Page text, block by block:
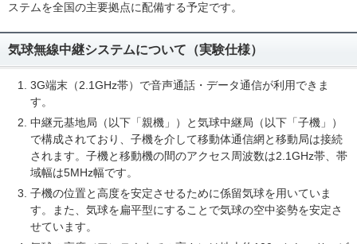
ステムを全国の主要拠点に配備する予定です。
気球無線中継システムについて（実験仕様）
3G端末（2.1GHz帯）で音声通話・データ通信が利用できま
す。
中継元基地局（以下「親機」）と気球中継局（以下「子機」）
で構成されており、子機を介して移動体通信網と移動局は接続
されます。子機と移動機の間のアクセス周波数は2.1GHz帯、帯
域幅は5MHz幅です。
子機の位置と高度を安定させるために係留気球を用いていま
す。また、気球を扁平型にすることで気球の空中姿勢を安定さ
せています。